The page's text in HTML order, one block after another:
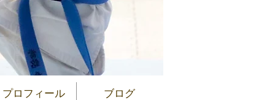
プロフィール ブログ